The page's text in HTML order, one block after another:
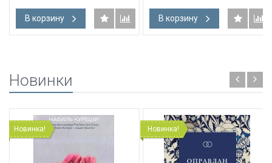
В корзину В корзину
Новинки
Новинка! Новинка!